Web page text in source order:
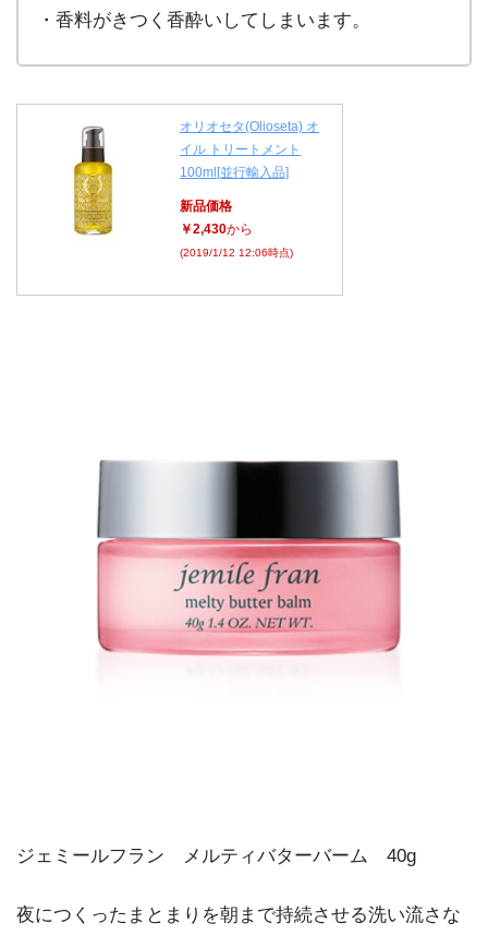
・香料がきつく香酔いしてしまいます。
オリオセタ(Olioseta) オ
イル トリートメント
100ml[並行輸入品]
新品価格
￥2,430から
(2019/1/12 12:06時点)
ジェミールフラン メルティバターバーム 40g
夜につくったまとまりを朝まで持続させる洗い流さな